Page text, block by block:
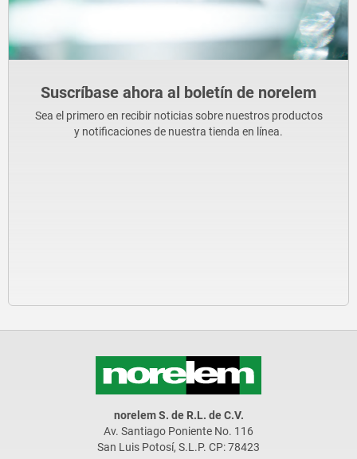
Suscríbase ahora al boletín de norelem
Sea el primero en recibir noticias sobre nuestros productos
y notificaciones de nuestra tienda en línea.
norelem S. de R.L. de C.V.
Av. Santiago Poniente No. 116
San Luis Potosí, S.L.P. CP: 78423